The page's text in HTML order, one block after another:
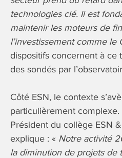
technologies clé. Il est
maintenir les moteurs de
l’investissement comme le
dispositifs concernent à ce
des sondés par
Côté ESN, le contexte
particulièrement complexe.
Président du collège ESN
explique : « Notre activité
la diminution de projets de